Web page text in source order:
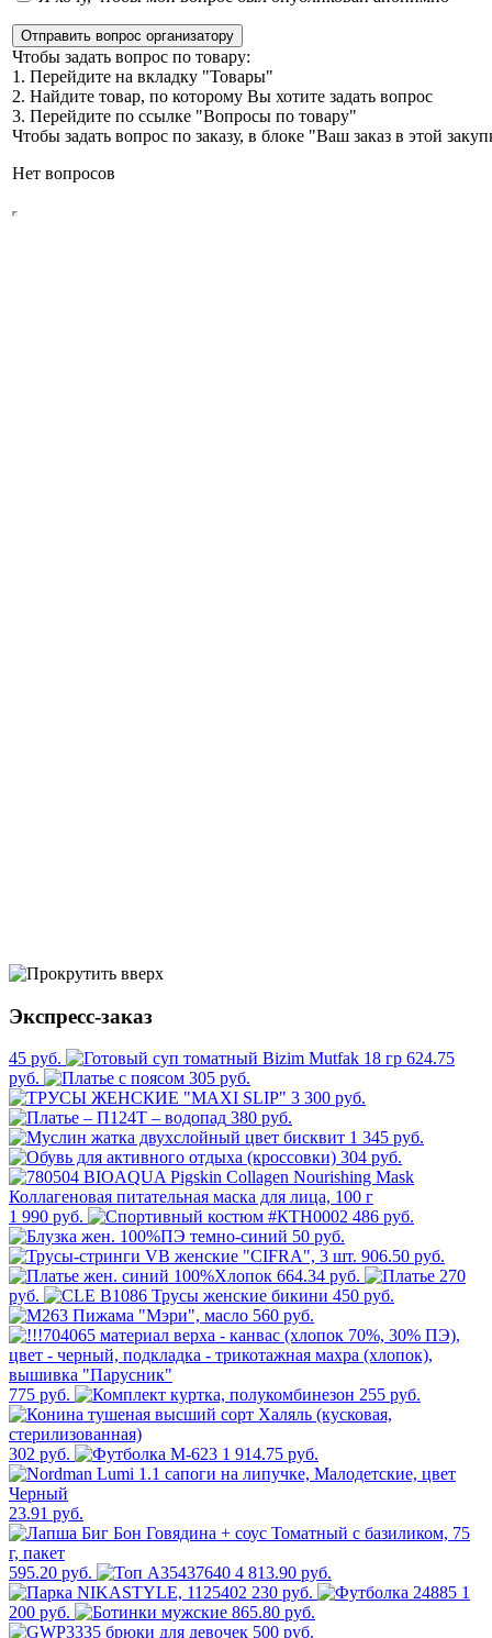
Отправить вопрос организатору
Чтобы задать вопрос по товару:
1. Перейдите на вкладку "Товары"
2. Найдите товар, по которому Вы хотите задать вопрос
3. Перейдите по ссылке "Вопросы по товару"
Чтобы задать вопрос по заказу, в блоке "Ваш заказ в этой
Нет вопросов
Экспресс-заказ
45 руб.
624.75
руб.
305 руб.
3 300 руб.
380 руб.
1 345 руб.
304 руб.
1 990 руб.
486 руб.
50 руб.
906.50 руб.
664.34 руб.
270
руб.
450 руб.
560 руб.
775 руб. 255 руб.
302 руб. 1 914.75 руб.
23.91 руб.
595.20 руб.
4 813.90 руб.
230 руб.
1
200 руб.
865.80 руб.
500 руб.